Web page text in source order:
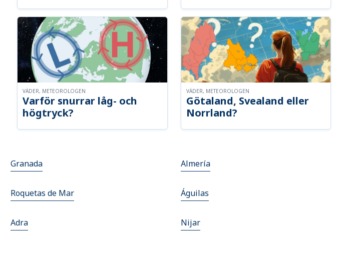
Varför snurrar låg- och
högtryck?
VÄDER, METEOROLOGEN
Götaland, Svealand eller
Norrland?
VÄDER, METEOROLOGEN
Granada Almería
Roquetas de Mar Águilas
Adra Nijar